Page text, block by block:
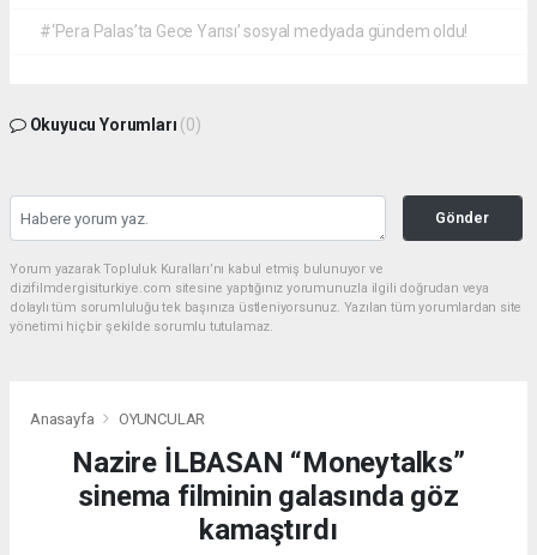
#‘Pera Palas’ta Gece Yarısı’ sosyal medyada gündem oldu!
Okuyucu Yorumları (0)
Gönder
Yorum yazarak Topluluk Kuralları’nı kabul etmiş bulunuyor ve
dizifilmdergisiturkiye.com sitesine yaptığınız yorumunuzla ilgili doğrudan veya
dolaylı tüm sorumluluğu tek başınıza üstleniyorsunuz. Yazılan tüm yorumlardan site
yönetimi hiçbir şekilde sorumlu tutulamaz.
Anasayfa OYUNCULAR
Nazire İLBASAN “Moneytalks”
sinema filminin galasında göz
kamaştırdı